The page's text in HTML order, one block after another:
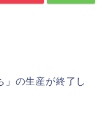
」の生産が終了し